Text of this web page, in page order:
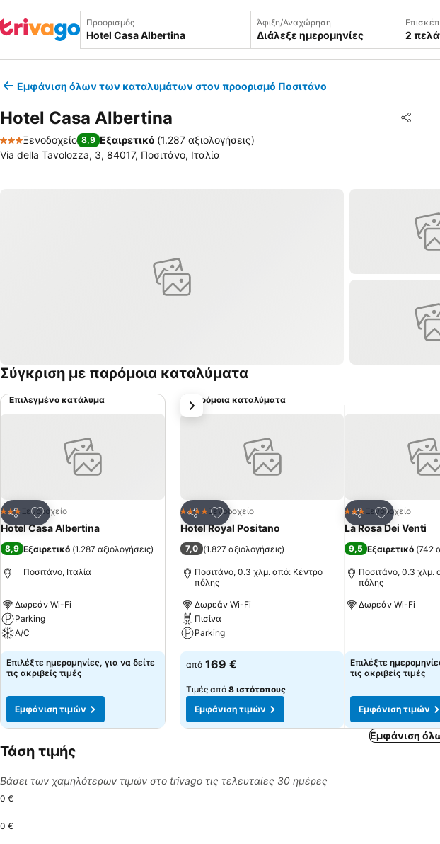
Προορισμός Άφιξη/Αναχώρηση
Διάλεξε ημερομηνίες 2
Εμφάνιση όλων των καταλυμάτων στον προορισμό Ποσιτάνο
Hotel Casa Albertina
3 Αστέρια
Ξενοδοχείο 8,9 Εξαιρετικό (1.287 αξιολογήσεις)
Via della Tavolozza, 3, 84017, Ποσιτάνο, Ιταλία
Σύγκριση με παρόμοια καταλύματα
Επιλεγμένο κατάλυμα
Κοινοποίηση
Προσθήκη στα αγαπημένα
3 ΑστέριαΞενοδοχείο
Hotel Casa Albertina
8,9 Εξαιρετικό (1.287 αξιολογήσεις)
Ποσιτάνο, Ιταλία
Δωρεάν Wi-Fi
Parking
A/C
Εμφάνιση τιμών
Επιλέξτε ημερομηνίες, για να δείτε
τις ακριβείς τιμές
Εμφάνιση τιμών
Παρόμοια καταλύματα
Κοινοποίηση
Προσθήκη στα αγαπημένα
4 ΑστέριαΞενοδοχείο
Hotel Royal Positano
7,0 (1.827 αξιολογήσεις)
Ποσιτάνο, 0.3 χλμ. από: Κέντρο
πόλης
Δωρεάν Wi-Fi
Πισίνα
Parking
Εμφάνιση τιμών
από 169 €
Τιμές από 8 ιστότοπους
Εμφάνιση τιμών
Κοινοποίηση
Προσθήκη
3 ΑστέριαΞενοδοχείο
La Rosa Dei Venti
9,5 Εξαιρετικό (742
Ποσιτάνο, 0.3 χλμ.
πόλης
Δωρεάν Wi-Fi
Επιλέξτε
τις ακριβείς τιμές
Εμφάνιση τιμών
επόμενο
Εμφάνιση
Τάση τιμής
Βάσει των χαμηλότερων τιμών στο trivago τις τελευταίες 30 ημέρες
0 €
0 €